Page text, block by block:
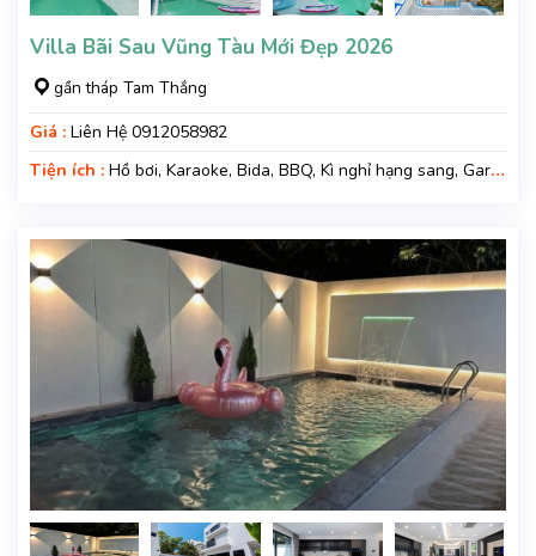
Villa Bãi Sau Vũng Tàu Mới Đẹp 2026
gần tháp Tam Thắng
Giá : Liên Hệ 0912058982
Tiện ích : Hồ bơi, Karaoke, Bida, BBQ, Kì nghỉ hạng sang, Gara